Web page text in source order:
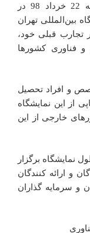
2019) از روز یکشنبه 19 لغایت چهارشنبه 22 خرداد 98 در
در نمایشگاه بین‌المللی تهران
تجارب قبلی خود،
و فناوری کشورها
از 8000 نفر متخصص و افراد تحصیل
از این نمایشگاه
خارجی از این
نمایشگاه برگزار
و ارائه کنندگان
و سرمایه گذاران